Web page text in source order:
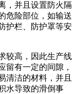
，并且设置防火隔
危险部位，如输送
护栏、防护罩等安
较高，因此生产线
留有一定的间隙，
清洁的材料，并且
水导致的滑倒事